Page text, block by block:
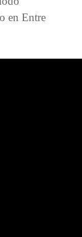
en Entre